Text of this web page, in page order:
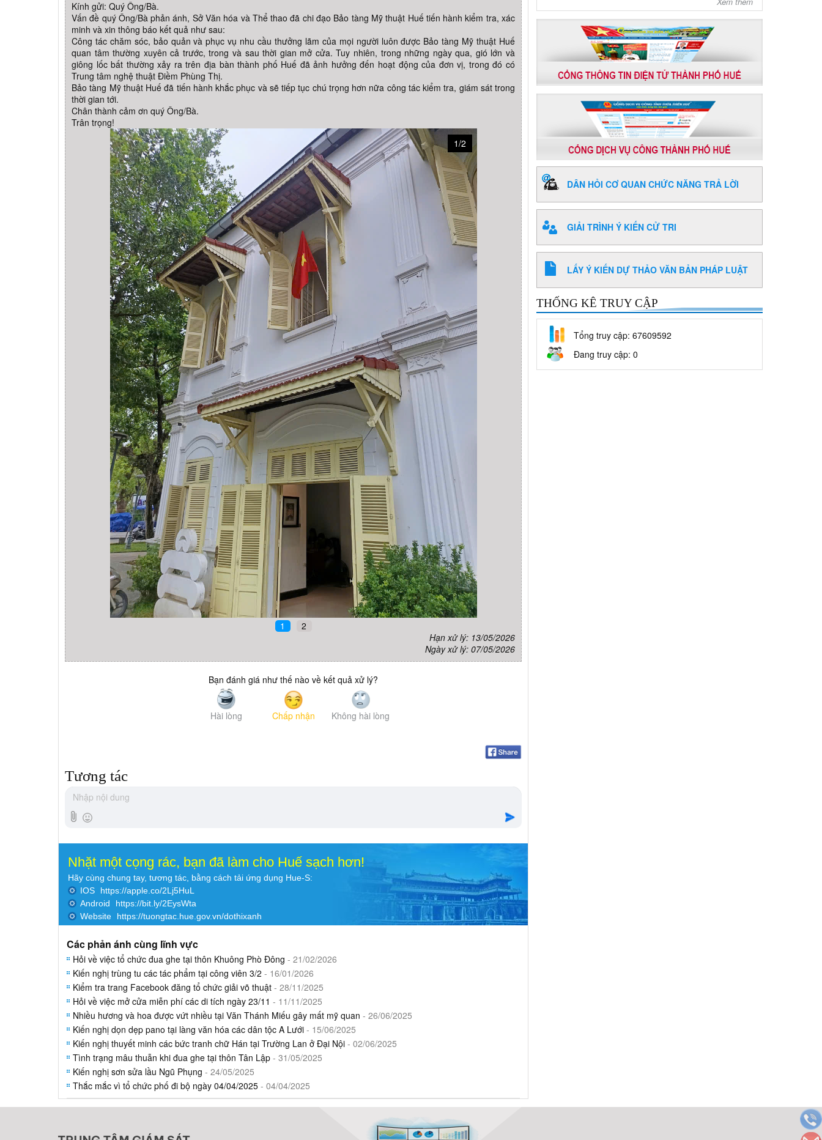
Kính gửi: Quý Ông/Bà.
Vấn đề quý Ông/Bà phản ánh, Sở Văn hóa và Thể thao đã chi đạo Bảo tàng Mỹ thuật Huế tiến hành kiểm tra, xác
minh và xin thông báo kết quả như sau:
Công tác chăm sóc, bảo quản và phục vụ nhu cầu thưởng lãm của mọi người luôn được Bảo tàng Mỹ thuật Huế
quan tâm thường xuyên cả trước, trong và sau thời gian mở cửa. Tuy nhiên, trong những ngày qua, gió lớn và
giông lốc bất thường xảy ra trên địa bàn thành phố Huế đã ảnh hưởng đến hoạt động của đơn vị, trong đó có
Trung tâm nghệ thuật Điềm Phùng Thị.
Bảo tàng Mỹ thuật Huế đã tiến hành khắc phục và sẽ tiếp tục chú trọng hơn nữa công tác kiểm tra, giám sát trong
thời gian tới.
Chân thành cảm ơn quý Ông/Bà.
Trân trọng!
1/2
1
2
Hạn xử lý: 13/05/2026
Ngày xử lý: 07/05/2026
Bạn đánh giá như thế nào về kết quả xử lý?
Hài lòng Chấp nhận Không hài lòng
Tương tác
Nhặt một cọng rác, bạn đã làm cho Huế sạch hơn!
Hãy cùng chung tay, tương tác, bằng cách tải ứng dụng Hue-S:
IOS
https://apple.co/2Lj5HuL
Android
https://bit.ly/2EysWta
Website
https://tuongtac.hue.gov.vn/dothixanh
Các phản ánh cùng lĩnh vực
Hỏi về việc tổ chức đua ghe tại thôn Khuông Phò Đông - 21/02/2026
Kiến nghị trùng tu các tác phẩm tại công viên 3/2 - 16/01/2026
Kiểm tra trang Facebook đăng tổ chức giải võ thuật - 28/11/2025
Hỏi về việc mở cửa miễn phí các di tích ngày 23/11 - 11/11/2025
Nhiều hương và hoa được vứt nhiều tại Văn Thánh Miếu gây mất mỹ quan - 26/06/2025
Kiến nghị dọn dẹp pano tại làng văn hóa các dân tộc A Lưới - 15/06/2025
Kiến nghị thuyết minh các bức tranh chữ Hán tại Trường Lan ở Đại Nội - 02/06/2025
Tình trạng mâu thuẫn khi đua ghe tại thôn Tân Lập - 31/05/2025
Kiến nghị sơn sửa lầu Ngũ Phụng - 24/05/2025
Thắc mắc vì tổ chức phố đi bộ ngày 04/04/2025 - 04/04/2025
DÂN HỎI CƠ QUAN CHỨC NĂNG TRẢ LỜI
GIẢI TRÌNH Ý KIẾN CỬ TRI
LẤY Ý KIẾN DỰ THẢO VĂN BẢN PHÁP LUẬT
THỐNG KÊ TRUY CẬP
Tổng truy cập: 67609592
Đang truy cập: 0